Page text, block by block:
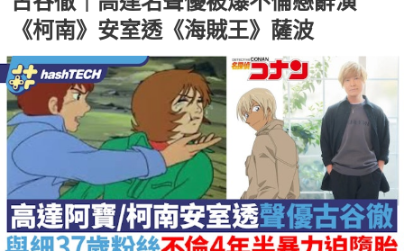
《柯南》安室透《海賊王》薩波